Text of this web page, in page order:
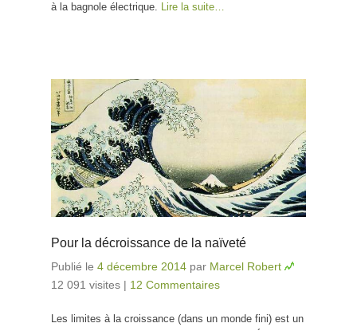
à la bagnole électrique. Lire la suite…
Pour la décroissance de la naïveté
Publié le 4 décembre 2014 par Marcel Robert
12 091 visites | 12 Commentaires
Les limites à la croissance (dans un monde fini) est un